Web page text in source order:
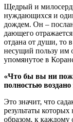
Щедрый и
нуждающихся и
дождем. Он –
дающего
отдана от души, то
несущий пользу им
упомянутое в
«Что бы вы ни
полностью
Это значит, что
результаты
образом, к каждому